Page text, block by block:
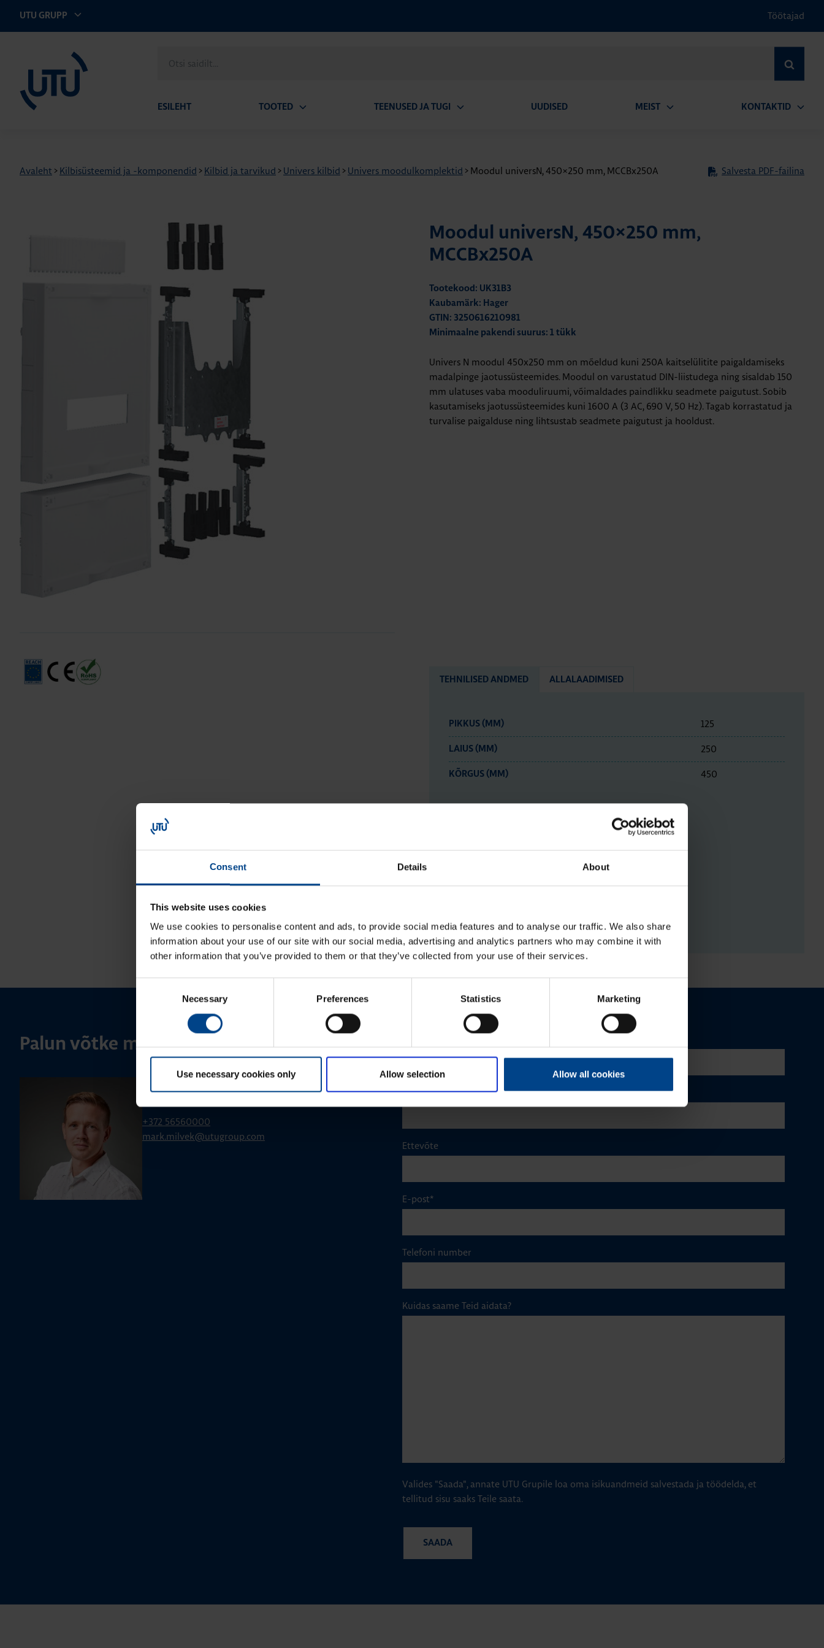
Consent Details About
This website uses cookies
We use cookies to personalise content and ads, to provide social media features and to analyse our traffic. We also share
information about your use of our site with our social media, advertising and analytics partners who may combine it with
other information that you’ve provided to them or that they’ve collected from your use of their services.
Necessary Preferences Statistics Marketing
Use necessary cookies only Allow selection Allow all cookies
UTU GRUPP Töötajad
saidilt
ESILEHT TOOTED TEENUSED JA TUGI UUDISED MEIST KONTAKTID
Avaleht > Kilbisüsteemid ja -komponendid > Kilbid ja tarvikud > Univers kilbid > Univers moodulkomplektid > Moodul universN, 450×250 mm, MCCBx250A Salvesta PDF-failina
Moodul universN, 450×250 mm,
MCCBx250A
Tootekood: UK31B3
Kaubamärk: Hager
GTIN: 3250616210981
Minimaalne pakendi suurus: 1 tükk
Univers N moodul 450x250 mm on mõeldud kuni 250A kaitselülitite paigaldamiseks
madalpinge jaotussüsteemides.Moodul on varustatud DIN-liistudega ning sisaldab 150
mm ulatuses vaba mooduliruumi, võimaldades paindlikku seadmete paigutust. Sobib
kasutamiseks jaotussüsteemides kuni 1600 A (3 AC, 690 V, 50 Hz). Tagab korrastatud ja
turvalise paigalduse ning lihtsustab seadmete paigutust ja hooldust.
TEHNILISED ANDMED ALLALAADIMISED
PIKKUS (MM) 125
LAIUS (MM) 250
KÕRGUS (MM) 450
Palun võtke meiega ühendust
+372 56560000
mark.milvek@utugroup.com
Perekonnanimi*
Ettevõte
E-post*
Telefoni number
Kuidas saame Teid aidata?
Valides "Saada", annate UTU Grupile loa oma isikuandmeid salvestada ja töödelda, et
tellitud sisu saaks Teile saata.